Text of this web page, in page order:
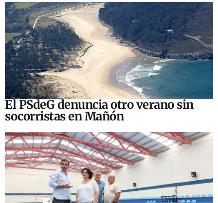
El PSdeG denuncia otro verano sin
socorristas en Mañón